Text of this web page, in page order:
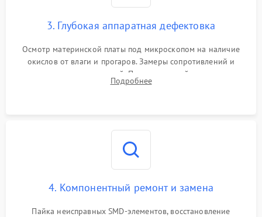
3. Глубокая аппаратная дефектовка
Осмотр материнской платы под микроскопом на наличие
окислов от влаги и прогаров. Замеры сопротивлений и
дежурных напряжений. Проверка цепей питания,
мультиконтроллера, процессора и видеочипа.
Подробнее
4. Компонентный ремонт и замена
Пайка неисправных SMD-элементов, восстановление